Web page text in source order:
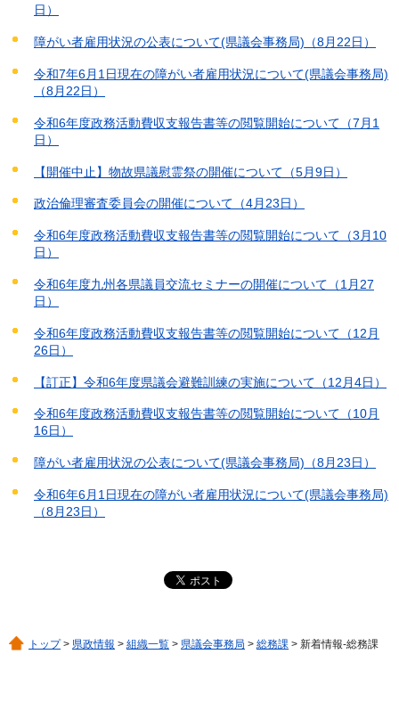
日）
障がい者雇用状況の公表について(県議会事務局)（8月22日）
令和7年6月1日現在の障がい者雇用状況について(県議会事務局)
（8月22日）
令和6年度政務活動費収支報告書等の閲覧開始について（7月1
日）
【開催中止】物故県議慰霊祭の開催について（5月9日）
政治倫理審査委員会の開催について（4月23日）
令和6年度政務活動費収支報告書等の閲覧開始について（3月10
日）
令和6年度九州各県議員交流セミナーの開催について（1月27
日）
令和6年度政務活動費収支報告書等の閲覧開始について（12月
26日）
【訂正】令和6年度県議会避難訓練の実施について（12月4日）
令和6年度政務活動費収支報告書等の閲覧開始について（10月
16日）
障がい者雇用状況の公表について(県議会事務局)（8月23日）
令和6年6月1日現在の障がい者雇用状況について(県議会事務局)
（8月23日）
トップ> 県政情報 > 組織一覧 > 県議会事務局 > 総務課 > 新着情報-総務課